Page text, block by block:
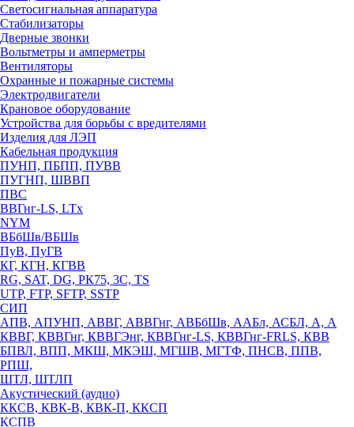
Светосигнальная аппаратура
Стабилизаторы
Дверные звонки
Вольтметры и амперметры
Вентиляторы
Охранные и пожарные системы
Электродвигатели
Крановое оборудование
Устройства для борьбы с вредителями
Изделия для ЛЭП
Кабельная продукция
ПУНП, ПБПП, ПУВВ
ПУГНП, ШВВП
ПВС
ВВГнг-LS, LTx
NYM
ВБбШв/ВБШв
ПуВ, ПуГВ
КГ, КГН, КГВВ
RG, SAT, DG, РК75, 3С, TS
UTP, FTP, SFTP, SSTP
СИП
АПВ, АПУНП, АВВГ, АВВГнг, АВБбШв, ААБл, АСБЛ, А, А
КВВГ, КВВГнг, КВВГЭнг, КВВГнг-LS, КВВГнг-FRLS, КВВ
БПВЛ, ВПП, МКШ, МКЭШ, МГШВ, МГТФ, ПНСВ, ППВ,
РПШ,
ШТЛ, ШТЛП
Акустический (аудио)
ККСВ, КВК-В, КВК-П, ККСП
КСПВ